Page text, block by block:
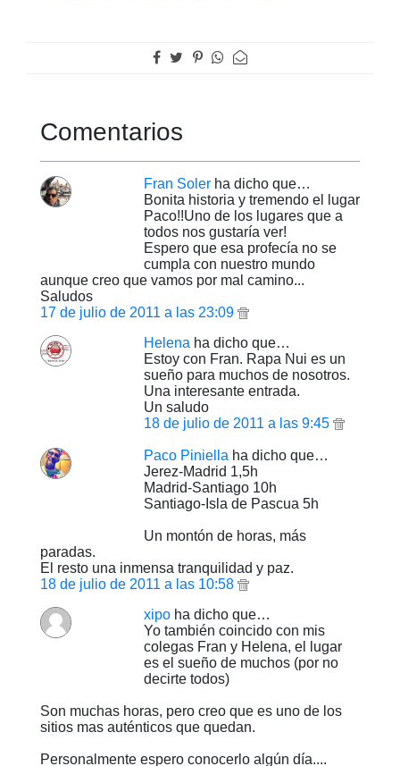
Comentarios
Fran Soler ha dicho que…
Bonita historia y tremendo el lugar
Paco!!Uno de los lugares que a
todos nos gustaría ver!
Espero que esa profecía no se
cumpla con nuestro mundo
aunque creo que vamos por mal camino...
Saludos
17 de julio de 2011 a las 23:09
Helena ha dicho que…
Estoy con Fran. Rapa Nui es un
sueño para muchos de nosotros.
Una interesante entrada.
Un saludo
18 de julio de 2011 a las 9:45
Paco Piniella ha dicho que…
Jerez-Madrid 1,5h
Madrid-Santiago 10h
Santiago-Isla de Pascua 5h
Un montón de horas, más
paradas.
El resto una inmensa tranquilidad y paz.
18 de julio de 2011 a las 10:58
xipo ha dicho que…
Yo también coincido con mis
colegas Fran y Helena, el lugar
es el sueño de muchos (por no
decirte todos)
Son muchas horas, pero creo que es uno de los
sitios mas auténticos que quedan.
Personalmente espero conocerlo algún día....